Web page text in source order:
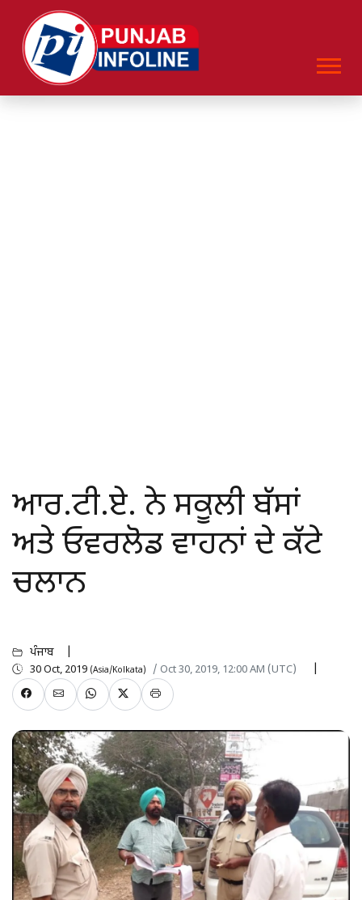
ਆਰ.ਟੀ.ਏ. ਨੇ ਸਕੂਲੀ ਬੱਸਾਂ
ਅਤੇ ਓਵਰਲੋਡ ਵਾਹਨਾਂ ਦੇ ਕੱਟੇ
ਚਲਾਨ
ਪੰਜਾਬ
30 Oct, 2019 (Asia/Kolkata) / Oct 30, 2019, 12:00 AM (UTC)